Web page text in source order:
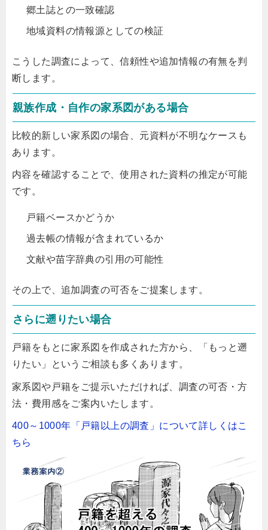
郷土誌との一致確認
地域資料の情報源としての検証
こうした調査によって、信頼性や追加情報の有無を判
断します。
親族作成・自作の家系図がある場合
比較的新しい家系図の場合、元資料が不明なケースも
あります。
内容を確認することで、使用された資料の推定が可能
です。
戸籍ベースかどうか
過去帳の情報が含まれているか
文献や苗字辞典の引用の可能性
その上で、追加調査の可否をご提案します。
さらに遡りたい場合
戸籍をもとに家系図を作成された方から、「もっと遡
りたい」というご相談も多くあります。
家系図や戸籍をご提示いただければ、調査の可否・方
法・費用感をご案内いたします。
400～1000年「戸籍以上の調査」について詳しくはこ
ちら